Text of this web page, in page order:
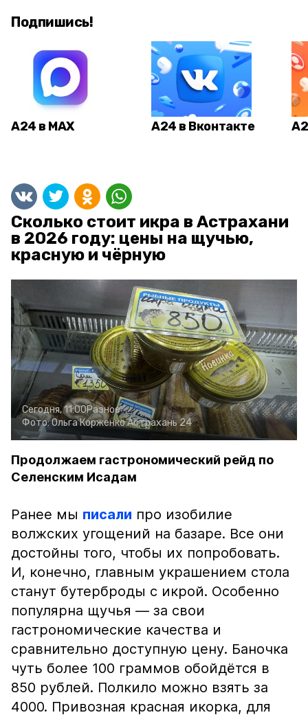
Подпишись!
А24 в MAX А24 в Вконтакте
Сколько стоит икра в Астрахани
в 2026 году: цены на щучью,
красную и чёрную
Сегодня, 11:00Разное
Фото:Ольга КорженкоАстрахань 24
Продолжаем гастрономический рейд по
Селенским Исадам
Ранее мы писали про изобилие
волжских угощений на базаре. Все они
достойны того, чтобы их попробовать.
И, конечно, главным украшением стола
станут бутерброды с икрой. Особенно
популярна щучья — за свои
гастрономические качества и
сравнительно доступную цену. Баночка
чуть более 100 граммов обойдётся в
850 рублей. Полкило можно взять за
4000. Привозная красная икорка, для